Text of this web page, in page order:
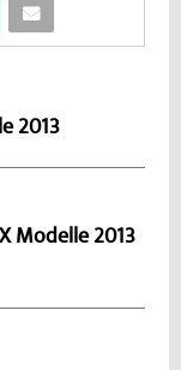
2013
Modelle 2013